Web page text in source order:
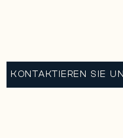
KONTAKTIEREN SIE